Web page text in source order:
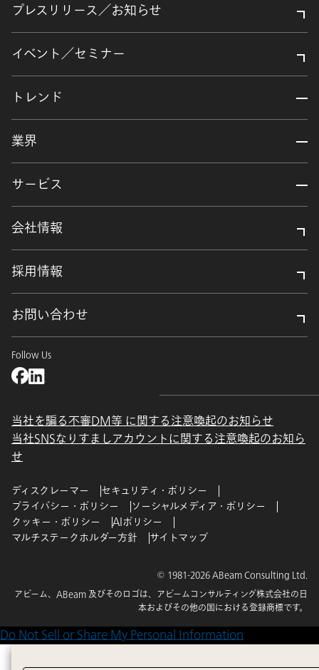
プレスリリース／お知らせ
イベント／セミナー
トレンド
業界
サービス
会社情報
採用情報
お問い合わせ
Follow Us
当社を騙る不審DM等 に関する注意喚起のお知らせ
当社SNSなりすましアカウントに関する注意喚起のお知ら
せ
ディスクレーマー
セキュリティ・ポリシー
プライバシー・ポリシー
ソーシャルメディア・ポリシー
クッキー・ポリシー
AIポリシー
マルチステークホルダー方針
サイトマップ
© 1981-2026 ABeam Consulting Ltd.
アビーム、ABeam 及びそのロゴは、アビームコンサルティング株式会社の日
本およびその他の国における登録商標です。
Do Not Sell or Share My Personal Information